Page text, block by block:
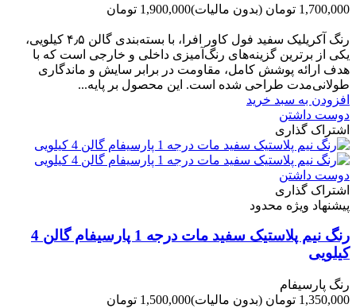
1,700,000 تومان (بدون مالیات)1,900,000 تومان
رنگ آکریلیک سفید فول کاور افرا، با بسته‌بندی گالن ۴٫۵ کیلویی،
یکی از برترین گزینه‌های رنگ‌آمیزی داخلی و خارجی است که با
هدف ارائه پوشش کامل، مقاومت در برابر سایش و ماندگاری
طولانی‌مدت طراحی شده است. این محصول بر پایه...
افزودن به سبد خرید
دوست داشتن
اشتراک گذاری
دوست داشتن
اشتراک گذاری
پیشنهاد ویژه محدود
رنگ نیم پلاستیک سفید مات درجه 1 پارسیفام گالن 4
کیلویی
رنگ پارسیفام
1,350,000 تومان
(بدون مالیات)1,500,000 تومان